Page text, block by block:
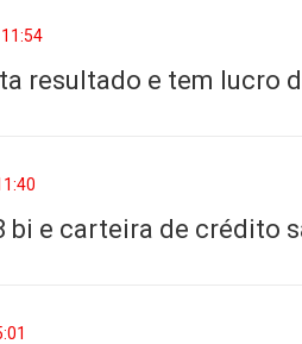
resultado e tem lucro
bi e carteira de crédito